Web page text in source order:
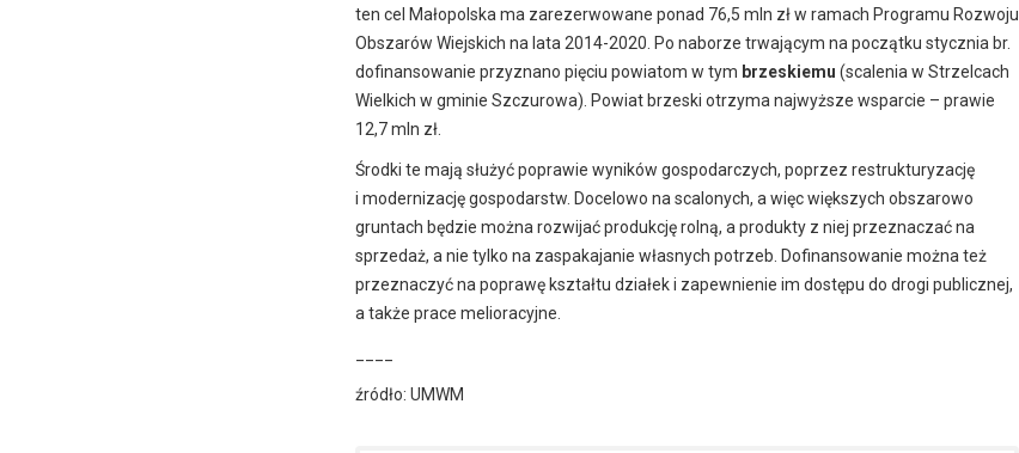
ten cel Małopolska ma zarezerwowane ponad 76,5 mln zł w ramach Programu Rozwoju
Obszarów Wiejskich na lata 2014-2020. Po naborze trwającym na początku stycznia br.
dofinansowanie przyznano pięciu powiatom w tym brzeskiemu (scalenia w Strzelcach
Wielkich w gminie Szczurowa). Powiat brzeski otrzyma najwyższe wsparcie – prawie
12,7 mln zł.
Środki te mają służyć poprawie wyników gospodarczych, poprzez restrukturyzację
i modernizację gospodarstw. Docelowo na scalonych, a więc większych obszarowo
gruntach będzie można rozwijać produkcję rolną, a produkty z niej przeznaczać na
sprzedaż, a nie tylko na zaspakajanie własnych potrzeb. Dofinansowanie można też
przeznaczyć na poprawę kształtu działek i zapewnienie im dostępu do drogi publicznej,
a także prace melioracyjne.
źródło: UMWM